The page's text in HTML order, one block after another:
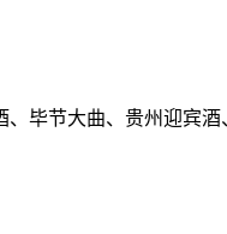
毕节大曲、贵州迎宾